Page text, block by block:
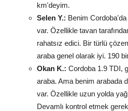
km'deyim.
Selen Y.: Benim
var. Özellikle tavan
rahatsız edici. Bir türlü
araba genel olarak iyi. 190
Okan K.: Cordoba 1.9 TDI,
araba. Ama benim arabada
var. Özellikle uzun yolda
Devamlı kontrol etmek